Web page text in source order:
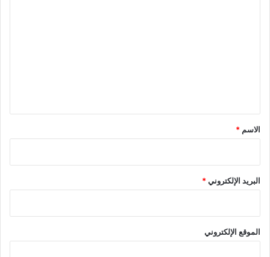
*
الاسم *
البريد الإلكتروني*
الموقع الإلكتروني